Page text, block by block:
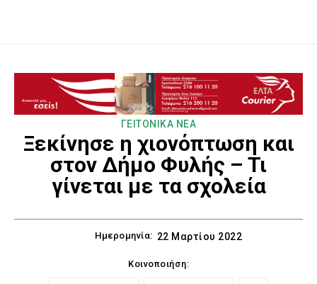
ΓΕΙΤΟΝΙΚΑ ΝΕΑ
Ξεκίνησε η χιονόπτωση και
στον Δήμο Φυλής – Τι
γίνεται με τα σχολεία
Ημερομηνία: 22 Μαρτίου 2022
Κοινοποιήση: